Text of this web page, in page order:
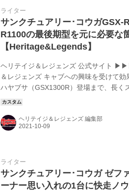
ライター
サンクチュアリー･コウガGSX-
R1100の最後期型を元に必要な
【Heritage&Legends】
ヘリテイジ＆レジェンズ 公式サイト
＆レジェンズ キャブへの興味を受けて
ハヤブサ（GSX1300R）登場まで、長く
GSX-R1100。軽く、力強く、運動性に優
油冷最後期の’91年型をベースとした1台
情が感じられる。 「オーナーさんが好
ヘリテイジ＆レジェンズ 編集部
ライター
サンクチュアリー･コウガ ゼフ
ーナー思い入れの1台に快走ノ